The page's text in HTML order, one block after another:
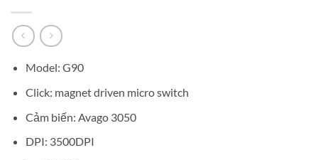
Model: G90
Click: magnet driven micro switch
Cảm biến: Avago 3050
DPI: 3500DPI